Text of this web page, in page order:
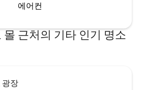
에어컨
근처의 기타 인기 명소
광장